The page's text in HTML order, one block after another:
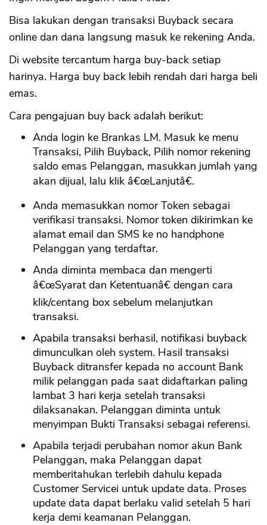
Bisa lakukan dengan transaksi Buyback secara
online dan dana langsung masuk ke rekening Anda.
Di website tercantum harga buy-back setiap
harinya. Harga buy back lebih rendah dari harga beli
emas.
Cara pengajuan buy back adalah berikut:
Anda login ke Brankas LM. Masuk ke menu
Transaksi, Pilih Buyback, Pilih nomor rekening
saldo emas Pelanggan, masukkan jumlah yang
akan dijual, lalu klik â€œLanjutâ€.
Anda memasukkan nomor Token sebagai
verifikasi transaksi. Nomor token dikirimkan ke
alamat email dan SMS ke no handphone
Pelanggan yang terdaftar.
Anda diminta membaca dan mengerti
â€œSyarat dan Ketentuanâ€ dengan cara
klik/centang box sebelum melanjutkan
transaksi.
Apabila transaksi berhasil, notifikasi buyback
dimunculkan oleh system. Hasil transaksi
Buyback ditransfer kepada no account Bank
milik pelanggan pada saat didaftarkan paling
lambat 3 hari kerja setelah transaksi
dilaksanakan. Pelanggan diminta untuk
menyimpan Bukti Transaksi sebagai referensi.
Apabila terjadi perubahan nomor akun Bank
Pelanggan, maka Pelanggan dapat
memberitahukan terlebih dahulu kepada
Customer Servicei untuk update data. Proses
update data dapat berlaku valid setelah 5 hari
kerja demi keamanan Pelanggan.